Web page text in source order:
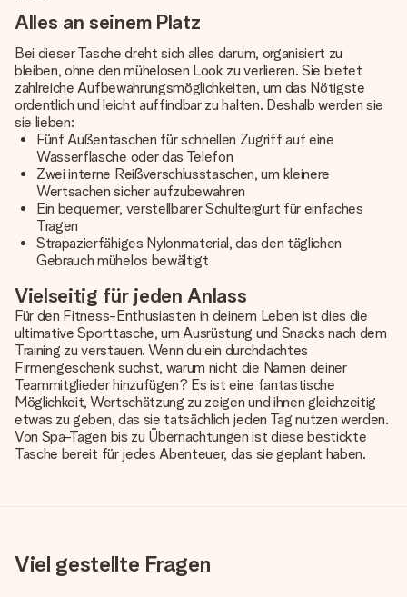
Alles an seinem Platz
Bei dieser Tasche dreht sich alles darum, organisiert zu
bleiben, ohne den mühelosen Look zu verlieren. Sie bietet
zahlreiche Aufbewahrungsmöglichkeiten, um das Nötigste
ordentlich und leicht auffindbar zu halten. Deshalb werden sie
sie lieben:
Fünf Außentaschen für schnellen Zugriff auf eine
Wasserflasche oder das Telefon
Zwei interne Reißverschlusstaschen, um kleinere
Wertsachen sicher aufzubewahren
Ein bequemer, verstellbarer Schultergurt für einfaches
Tragen
Strapazierfähiges Nylonmaterial, das den täglichen
Gebrauch mühelos bewältigt
Vielseitig für jeden Anlass
Für den Fitness-Enthusiasten in deinem Leben ist dies die
ultimative Sporttasche, um Ausrüstung und Snacks nach dem
Training zu verstauen. Wenn du ein durchdachtes
Firmengeschenk suchst, warum nicht die Namen deiner
Teammitglieder hinzufügen? Es ist eine fantastische
Möglichkeit, Wertschätzung zu zeigen und ihnen gleichzeitig
etwas zu geben, das sie tatsächlich jeden Tag nutzen werden.
Von Spa-Tagen bis zu Übernachtungen ist diese bestickte
Tasche bereit für jedes Abenteuer, das sie geplant haben.
Viel gestellte Fragen